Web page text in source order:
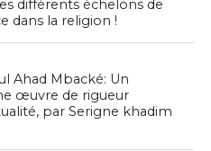
différents échelons de
dans la religion !
Ahad Mbacké: Un
œuvre de rigueur
par Serigne khadim